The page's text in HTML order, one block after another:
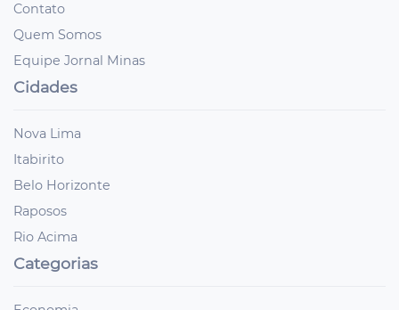
Contato
Quem Somos
Equipe Jornal Minas
Cidades
Nova Lima
Itabirito
Belo Horizonte
Raposos
Rio Acima
Categorias